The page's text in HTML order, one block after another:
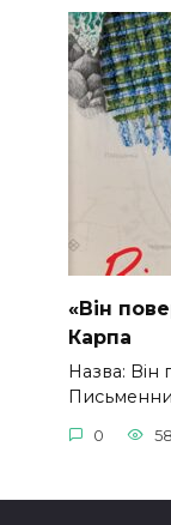
«Він
Карпа
Назва: Він
0